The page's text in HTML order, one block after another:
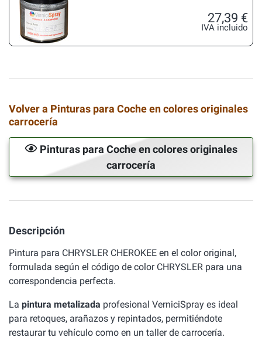
27,39 €
IVA incluido
Volver a Pinturas para Coche en colores originales
carrocería
Pinturas para Coche en colores originales
carrocería
Descripción
Pintura para CHRYSLER CHEROKEE en el color original,
formulada según el código de color CHRYSLER para una
correspondencia perfecta.
La pintura metalizada profesional VerniciSpray es ideal
para retoques, arañazos y repintados, permitiéndote
restaurar tu vehículo como en un taller de carrocería.